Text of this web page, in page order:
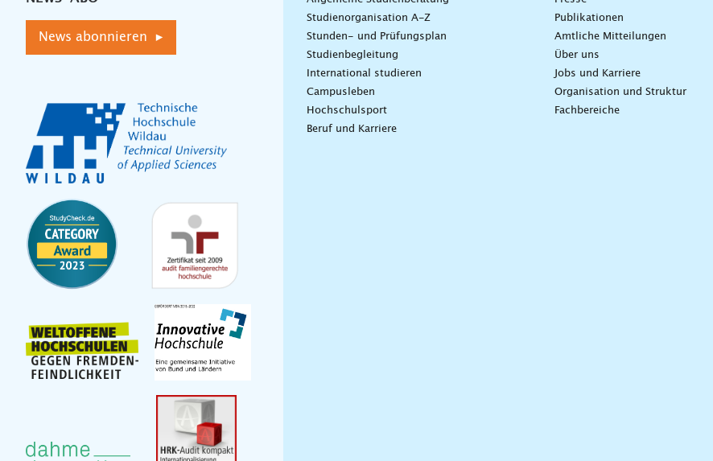
News abonnieren ▸
Studienorganisation A-Z
Stunden- und Prüfungsplan
Studienbegleitung
International studieren
Campusleben
Hochschulsport
Beruf und Karriere
Publikationen
Amtliche Mitteilungen
Über uns
Jobs und Karriere
Organisation und Struktur
Fachbereiche